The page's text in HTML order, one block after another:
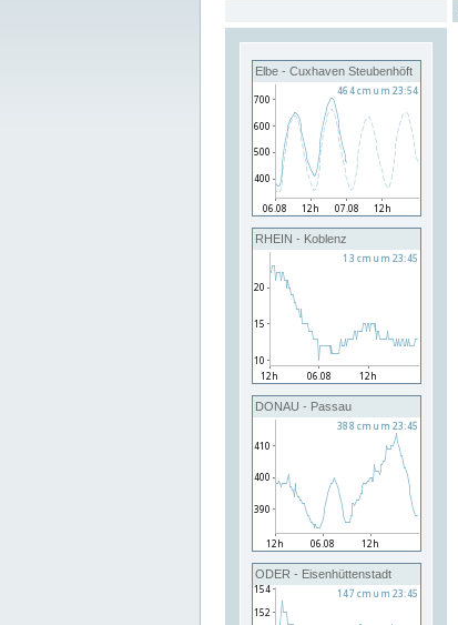
Elbe - Cuxhaven Steubenhöft
RHEIN - Koblenz
DONAU - Passau
ODER - Eisenhüttenstadt